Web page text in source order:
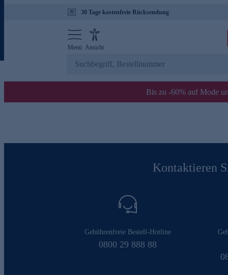
30 Tage kostenfreie Rücksendung
Menü Ansicht
Bis zu -60% auf Mode
Kontaktieren
Gebührenfreie Bestell-Hotline
0800 29 888 88